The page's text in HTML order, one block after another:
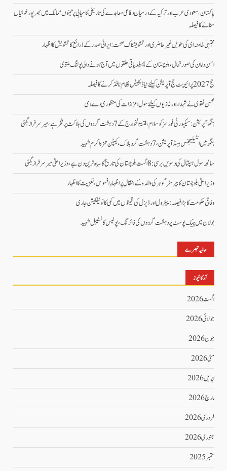
پاکستان، سعودی عرب اور ترکیہ کے درمیان دفاعی معاہدے کی تاریخی کامیابی پرتینوں ممالک میں بھرپورخوشیاں
منانے کا فیصلہ
مجتبیٰ خامنہ ای کی طویل غیرحاضری اور تشویشناک صحت: ایرانی صدر کے ذرائع کا تشویش کا اظہار
امن وامان کی صورتحال،بلوچستان کے 4 بلدیاتی حلقوں میں آج ہونے والی پولنگ ملتوی
حج 2027 پرائیویٹ حج آپریشن کیلئے نیا ڈیجیٹل نظام نافذ کرنے کا فیصلہ
محسن نقوی نے شہداء اور غازیوں کیلئے سول اعزازات کی منظوری دے دی
ہنگو آپریشن: سیکیورٹی فورسز کو سلام، فتنۃ الخوارج کے 7 دہشت گردوں کی ہلاکت پر فخر ہے، میر سرفراز بگٹی
ہنگو میں انٹیلیجنس بیسڈ آپریشن، 7 دہشت گرد ہلاک، کیپٹن حمزہ اکرم شہید
سانحہ سول ہسپتال کی دسویں برسی: 8 اگست بلوچستان کی تاریخ کا سیاہ ترین دن ہے، وزیر اعلیٰ میر سرفراز بگٹی
وزیر اعلیٰ بلوچستان کا بیرسٹر گوہر کی والدہ کے انتقال پر اظہارِ افسوس، تعزیت کا اظہار
وفاقی حکومت کا بڑا فیصلہ: پیٹرول اور ڈیزل کی قیمتوں میں کمی کا نوٹیفکیشن جاری
بولان میں چیک پوسٹ پر دہشت گردوں کی فائرنگ، پولیس کانسٹیبل شہید
حالیہ تبصرے
آرکائیوز
اگست 2026
جولائی 2026
جون 2026
مئی 2026
اپریل 2026
مارچ 2026
فروری 2026
جنوری 2026
ستمبر 2025